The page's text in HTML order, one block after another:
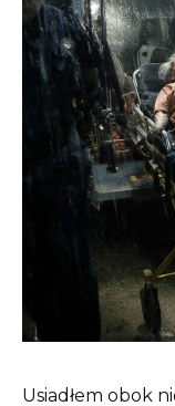
Usiadłem obok